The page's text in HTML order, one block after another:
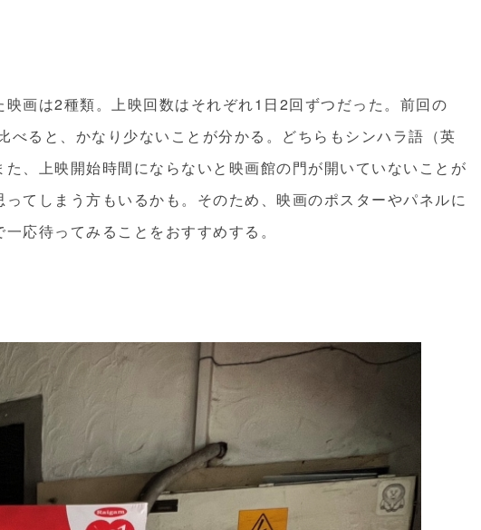
映画は2種類。上映回数はそれぞれ1日2回ずつだった。前回の
べると、かなり少ないことが分かる。どちらもシンハラ語（英
、上映開始時間にならないと映画館の門が開いていないことが
てしまう方もいるかも。そのため、映画のポスターやパネルに
応待ってみることをおすすめする。